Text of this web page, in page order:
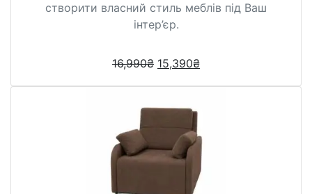
створити власний стиль меблів під Ваш
інтер’єр.
16,990₴ 15,390₴